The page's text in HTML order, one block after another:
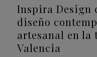
Inspira Design
diseño
artesanal en la
Valencia